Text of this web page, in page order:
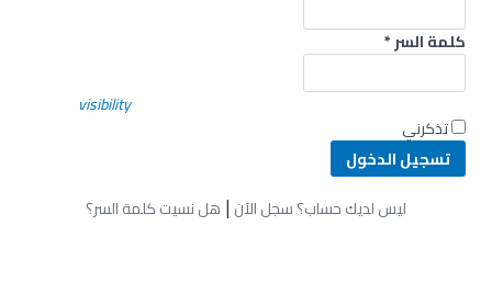
كلمة السر*
visibility
تذكرني
ليس لديك حساب؟ سجل الآن | هل نسيت كلمة السر؟